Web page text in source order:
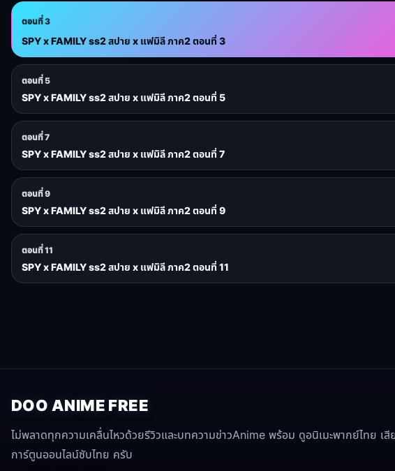
ตอนที่ 3
SPY x FAMILY ss2 สปาย x แฟมิลี ภาค2 ตอนที่ 3
ตอนที่ 5
SPY x FAMILY ss2 สปาย x แฟมิลี ภาค2 ตอนที่ 5
ตอนที่ 7
SPY x FAMILY ss2 สปาย x แฟมิลี ภาค2 ตอนที่ 7
ตอนที่ 9
SPY x FAMILY ss2 สปาย x แฟมิลี ภาค2 ตอนที่ 9
ตอนที่ 11
SPY x FAMILY ss2 สปาย x แฟมิลี ภาค2 ตอนที่ 11
DOO ANIME FREE
ไม่พลาดทุกความเคลื่นไหวด้วยรีวิวและบทความข่าวAnime พร้อม ดูอนิเมะพากย์ไทย เ
การ์ตูนออนไลน์ซับไทย ครับ